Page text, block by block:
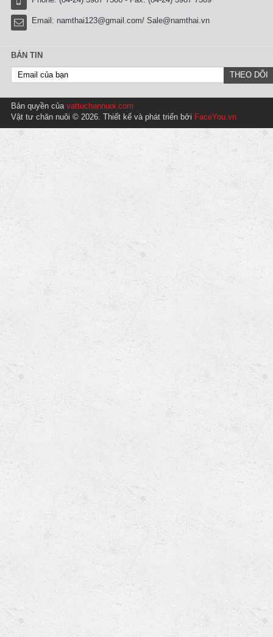
Email: namthai123@gmail.com/ Sale@namthai.vn
BẢN TIN
Bản quyền của vattuchannuoi.com
Vật tư chăn nuôi © 2026. Thiết kế và phát triển bởi FaceYou.vn